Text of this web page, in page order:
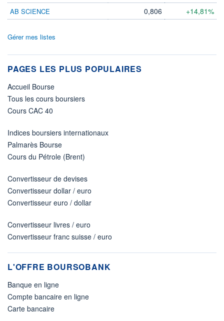
AB SCIENCE 0,806 +14,81%
Gérer mes listes
PAGES LES PLUS POPULAIRES
Accueil Bourse
Tous les cours boursiers
Cours CAC 40
Indices boursiers internationaux
Palmarès Bourse
Cours du Pétrole (Brent)
Convertisseur de devises
Convertisseur dollar / euro
Convertisseur euro / dollar
Convertisseur livres / euro
Convertisseur franc suisse / euro
L'OFFRE BOURSOBANK
Banque en ligne
Compte bancaire en ligne
Carte bancaire